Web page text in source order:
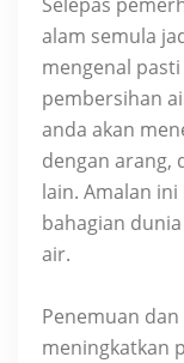
alam semula
mengenal
pembersihan
anda akan
dengan arang,
lain. Amalan
bahagian
air.
Penemuan
meningkatkan